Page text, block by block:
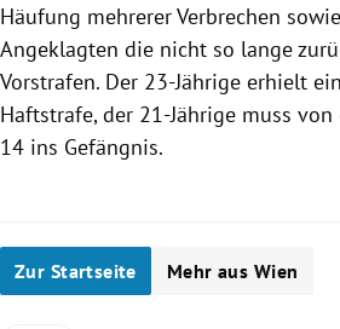
Häufung mehrerer Verbrechen
Angeklagten die nicht so lange
Vorstrafen. Der 23-Jährige erhielt
Haftstrafe, der 21-Jährige muss
14 ins Gefängnis.
Zur Startseite Mehr aus Wien